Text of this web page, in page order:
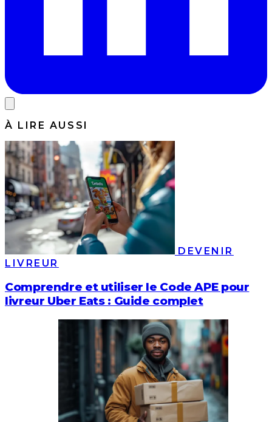
À LIRE AUSSI
DEVENIR
LIVREUR
Comprendre et utiliser le Code APE pour
livreur Uber Eats : Guide complet